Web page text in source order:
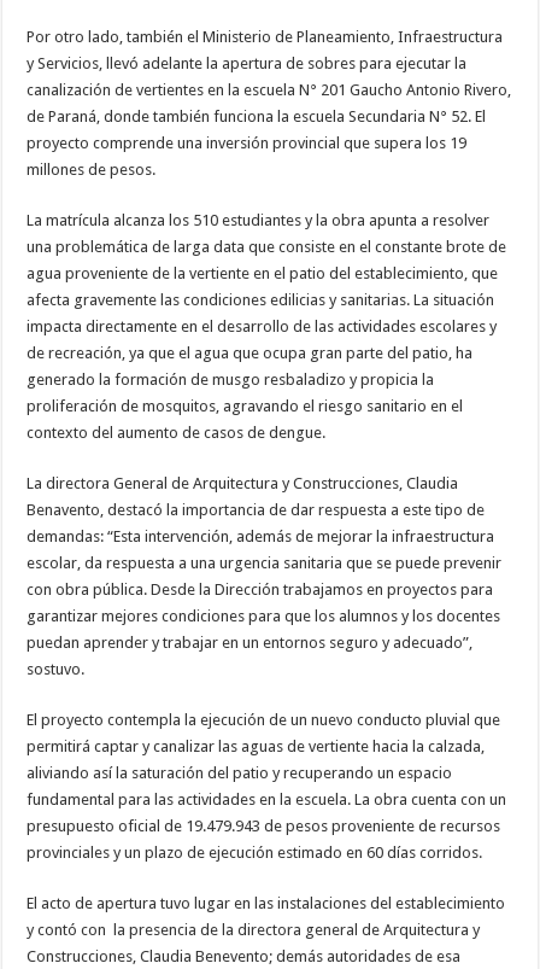
Por otro lado, también el Ministerio de Planeamiento, Infraestructura
y Servicios, llevó adelante la apertura de sobres para ejecutar la
canalización de vertientes en la escuela N° 201 Gaucho Antonio Rivero,
de Paraná, donde también funciona la escuela Secundaria N° 52. El
proyecto comprende una inversión provincial que supera los 19
millones de pesos.
La matrícula alcanza los 510 estudiantes y la obra apunta a resolver
una problemática de larga data que consiste en el constante brote de
agua proveniente de la vertiente en el patio del establecimiento, que
afecta gravemente las condiciones edilicias y sanitarias. La situación
impacta directamente en el desarrollo de las actividades escolares y
de recreación, ya que el agua que ocupa gran parte del patio, ha
generado la formación de musgo resbaladizo y propicia la
proliferación de mosquitos, agravando el riesgo sanitario en el
contexto del aumento de casos de dengue.
La directora General de Arquitectura y Construcciones, Claudia
Benavento, destacó la importancia de dar respuesta a este tipo de
demandas: “Esta intervención, además de mejorar la infraestructura
escolar, da respuesta a una urgencia sanitaria que se puede prevenir
con obra pública. Desde la Dirección trabajamos en proyectos para
garantizar mejores condiciones para que los alumnos y los docentes
puedan aprender y trabajar en un entornos seguro y adecuado”,
sostuvo.
El proyecto contempla la ejecución de un nuevo conducto pluvial que
permitirá captar y canalizar las aguas de vertiente hacia la calzada,
aliviando así la saturación del patio y recuperando un espacio
fundamental para las actividades en la escuela. La obra cuenta con un
presupuesto oficial de 19.479.943 de pesos proveniente de recursos
provinciales y un plazo de ejecución estimado en 60 días corridos.
El acto de apertura tuvo lugar en las instalaciones del establecimiento
y contó con la presencia de la directora general de Arquitectura y
Construcciones, Claudia Benevento; demás autoridades de esa